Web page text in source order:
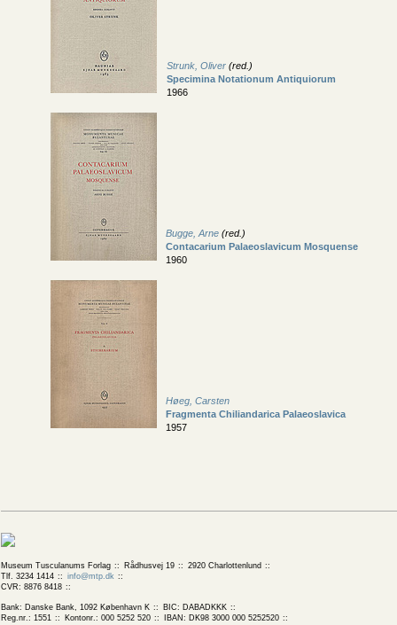
Strunk, Oliver (red.)
Specimina Notationum Antiquiorum
1966
Bugge, Arne (red.)
Contacarium Palaeoslavicum Mosquense
1960
Høeg, Carsten
Fragmenta Chiliandarica Palaeoslavica
1957
Museum Tusculanums Forlag Rådhusvej 19
2920 Charlottenlund
Tlf. 3234 1414
info@mtp.dk
CVR: 8876 8418
Bank: Danske Bank, 1092 København K
BIC: DABADKKK
Reg.nr.: 1551
Kontonr.: 000 5252 520 IBAN: DK98 3000 000 5252520